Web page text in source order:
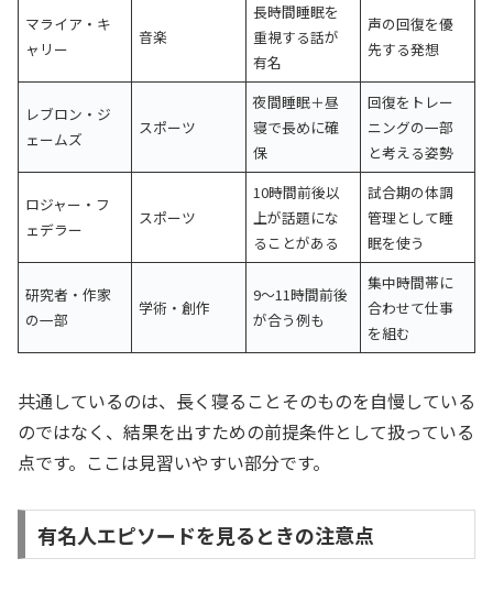
マライア・キ
ャリー
音楽
長時間睡眠を
重視する話が
有名
声の回復を優
先する発想
レブロン・ジ
ェームズ
スポーツ
夜間睡眠＋昼
寝で長めに確
保
回復をトレー
ニングの一部
と考える姿勢
ロジャー・フ
ェデラー
スポーツ
10時間前後以
上が話題にな
ることがある
試合期の体調
管理として睡
眠を使う
研究者・作家
の一部
学術・創作
9〜11時間前後
が合う例も
集中時間帯に
合わせて仕事
を組む
共通しているのは、長く寝ることそのものを自慢している
のではなく、結果を出すための前提条件として扱っている
点です。ここは見習いやすい部分です。
有名人エピソードを見るときの注意点